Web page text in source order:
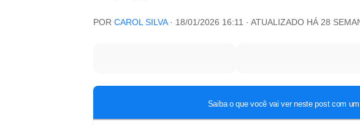
POR CAROL SILVA · 18/01/2026 16:11 · ATUALIZADO HÁ 28